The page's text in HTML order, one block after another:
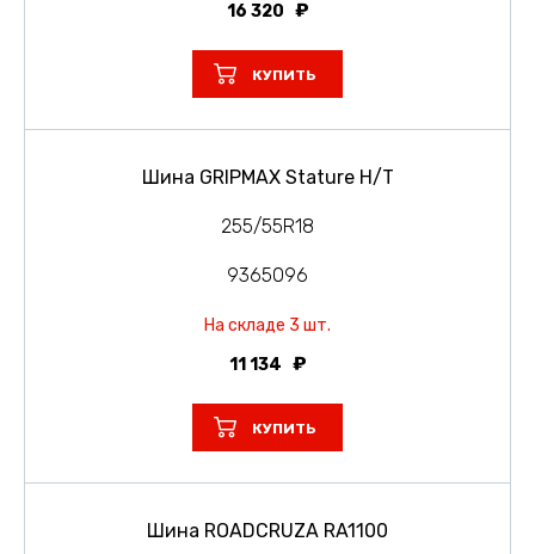
16 320
КУПИТЬ
Шина GRIPMAX Stature H/T
255/55R18
9365096
На складе 3 шт.
11 134
КУПИТЬ
Шина ROADCRUZA RA1100